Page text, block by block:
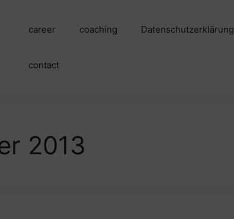
career coaching Datenschutzerklärung
contact
2013